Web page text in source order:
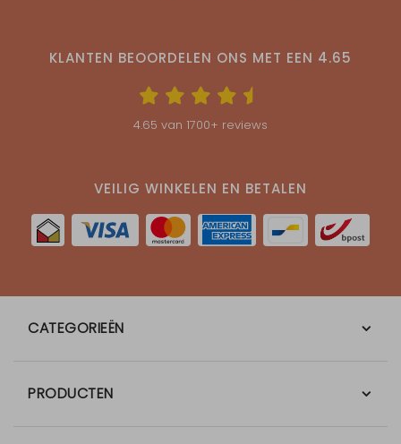
KLANTEN BEOORDELEN ONS MET EEN 4.65
4.65 van 1700+ reviews
VEILIG WINKELEN EN BETALEN
CATEGORIEËN
PRODUCTEN